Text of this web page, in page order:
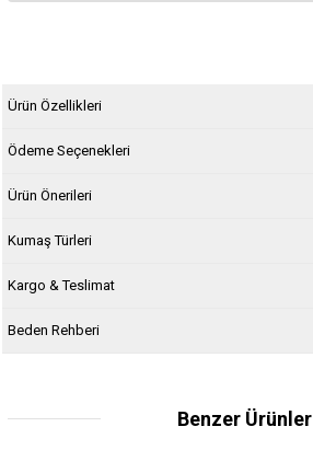
Ürün Özellikleri
Ödeme Seçenekleri
Ürün Önerileri
Kumaş Türleri
Kargo & Teslimat
Beden Rehberi
Benzer Ürünler